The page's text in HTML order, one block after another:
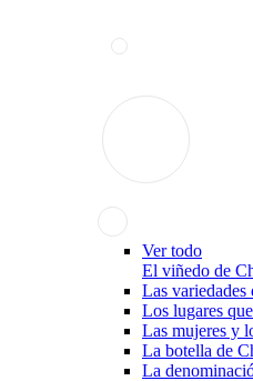
Ver todo
El viñedo de
Las variedades
Los lugares
Las mujeres y
La botella de
La